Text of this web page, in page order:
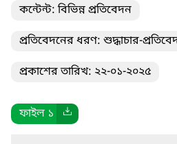
কন্টেন্ট: বিভিন্ন প্রতিবেদন
প্রতিবেদনের ধরণ: শুদ্ধাচার-
প্রকাশের তারিখ: ২২-০১-২০২৫
ফাইল ১